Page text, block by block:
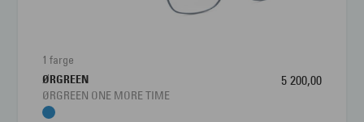
Bredde glass 54 mm
1 farge
ØRGREEN
ØRGREEN ONE MORE TIME
5 200,00